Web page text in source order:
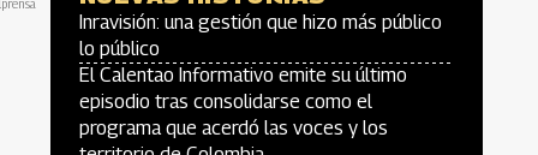
Inravisión: una gestión que hizo más público
lo público
El Calentao Informativo emite su último
episodio tras consolidarse como el
programa que acerdó las voces y los